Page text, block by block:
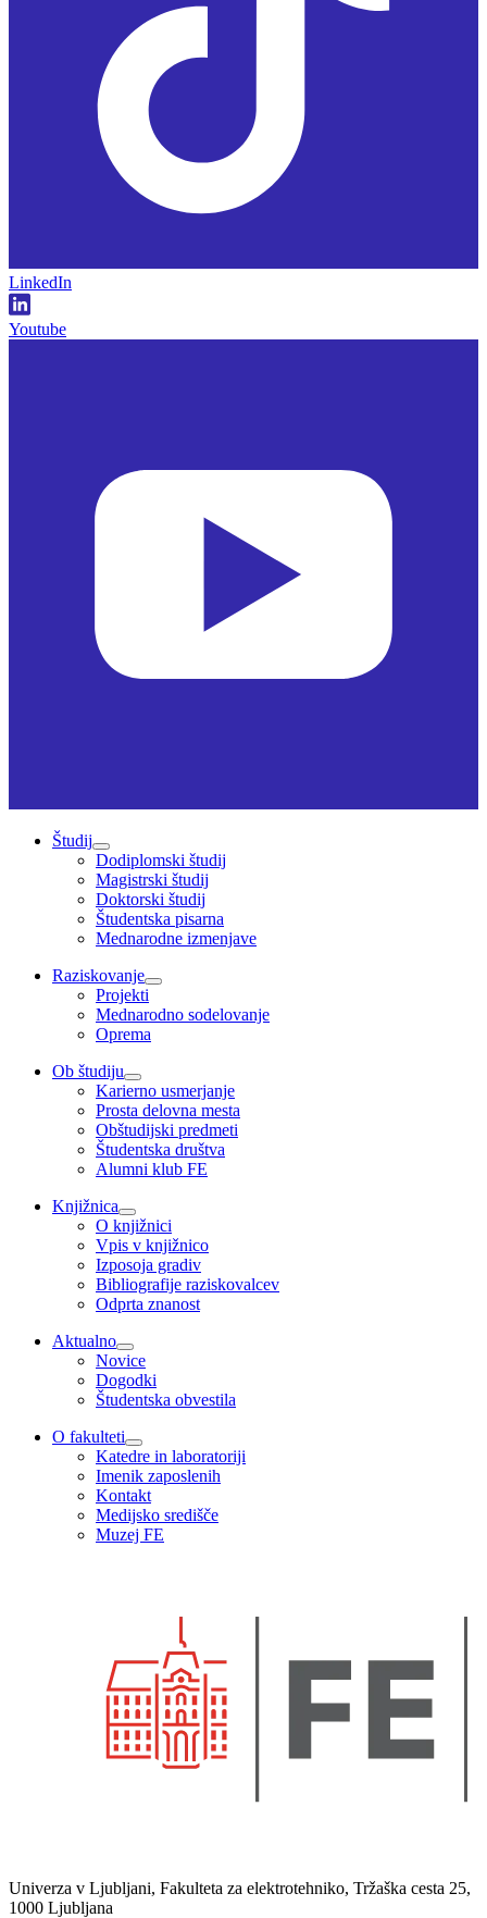
LinkedIn
Youtube
Študij
Dodiplomski študij
Magistrski študij
Doktorski študij
Študentska pisarna
Mednarodne izmenjave
Raziskovanje
Projekti
Mednarodno sodelovanje
Oprema
Ob študiju
Karierno usmerjanje
Prosta delovna mesta
Obštudijski predmeti
Študentska društva
Alumni klub FE
Knjižnica
O knjižnici
Vpis v knjižnico
Izposoja gradiv
Bibliografije raziskovalcev
Odprta znanost
Aktualno
Novice
Dogodki
Študentska obvestila
O fakulteti
Katedre in laboratoriji
Imenik zaposlenih
Kontakt
Medijsko središče
Muzej FE
Univerza v Ljubljani, Fakulteta za elektrotehniko, Tržaška cesta 25,
1000 Ljubljana